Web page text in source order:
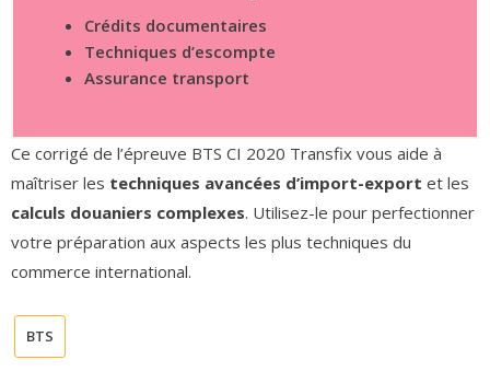
Crédits documentaires
Techniques d’escompte
Assurance transport
Ce corrigé de l’épreuve BTS CI 2020 Transfix vous aide à
maîtriser les techniques avancées d’import-export et les
calculs douaniers complexes. Utilisez-le pour perfectionner
votre préparation aux aspects les plus techniques du
commerce international.
BTS